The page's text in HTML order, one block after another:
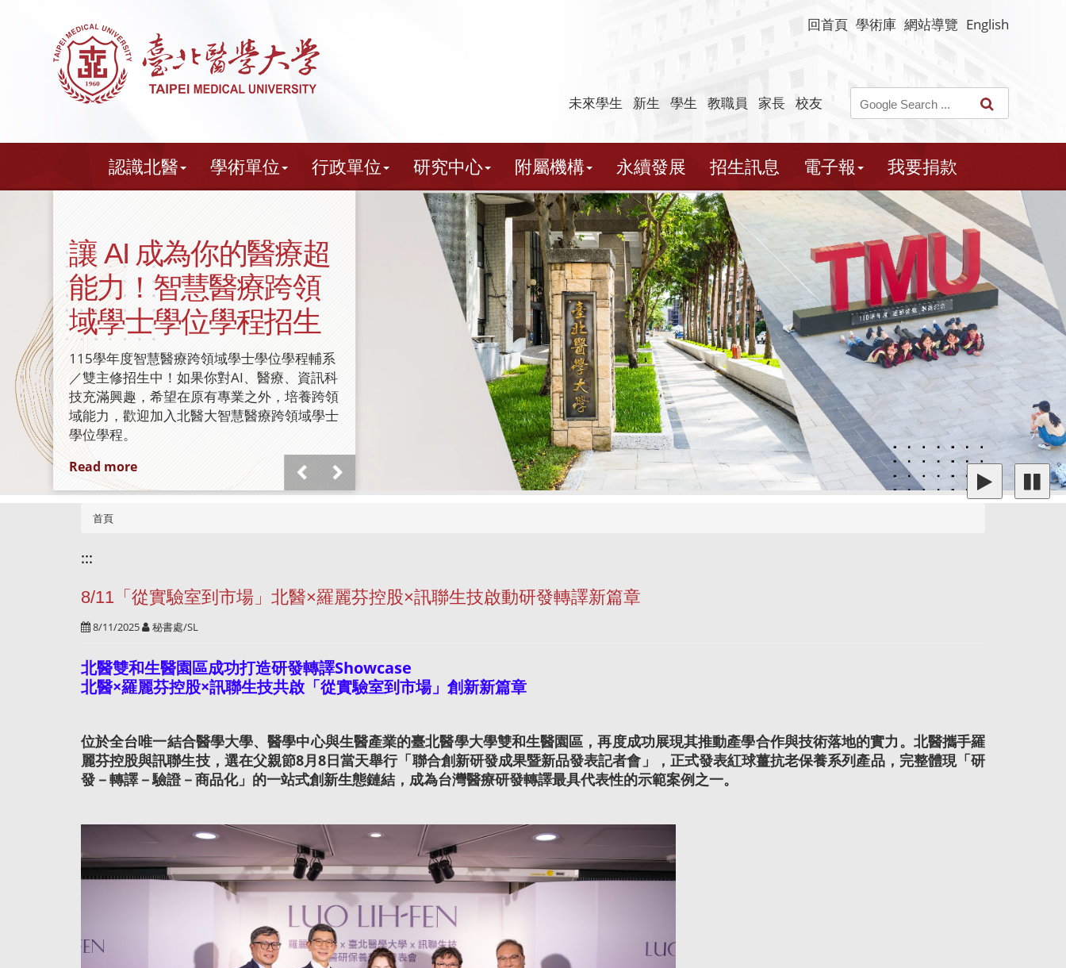
回首頁 學術庫 網站導覽 English
未來學生 新生 學生 教職員 家長 校友
認識北醫 學術單位 行政單位 研究中心 附屬機構 永續發展 招生訊息 電子報 我要捐款
北醫醫療體系通過
HIMSS EMRAM
Stage 7 國際最高等級
認證
臺北醫學大學體系再創里程碑！北醫附醫、萬
芳醫院與雙和醫院全數通過 HIMSS EMRAM
Stage 7 認證，成為國內少數三家醫院全數達
成國際最高電子病歷成熟度標準的醫療體系，
展現卓越智慧醫療實力。
Read more
首頁
:::
8/11「從實驗室到市場」北醫×羅麗芬控股×訊聯生技啟動研發轉譯新篇章
8/11/2025 秘書處/SL
北醫雙和生醫園區成功打造研發轉譯Showcase
北醫×羅麗芬控股×訊聯生技共啟「從實驗室到市場」創新新篇章
位於全台唯一結合醫學大學、醫學中心與生醫產業的臺北醫學大學雙和生醫園區，再度成功展現其推動產學合作與技術落地的實力。北醫攜手羅
麗芬控股與訊聯生技，選在父親節8月8日當天舉行「聯合創新研發成果暨新品發表記者會」，正式發表紅球薑抗老保養系列產品，完整體現「研
發－轉譯－驗證－商品化」的一站式創新生態鏈結，成為台灣醫療研發轉譯最具代表性的示範案例之一。